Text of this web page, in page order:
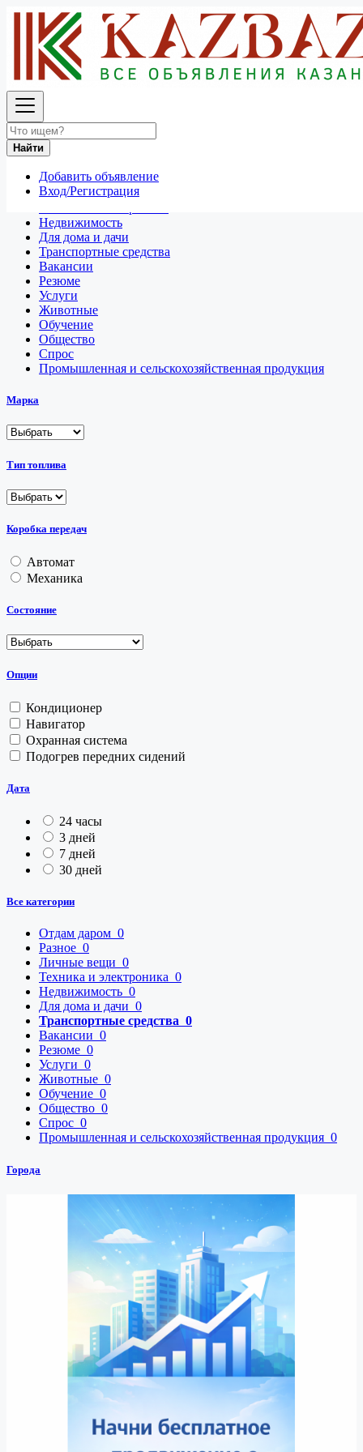
Найти
Добавить объявление
Вход/Регистрация
Транспортные средства
Все объявления в 50 км around Рыбинск
Разное
Личные вещи
Недвижимость
Для дома и дачи
Транспортные средства
Вакансии
Резюме
Услуги
Животные
Обучение
Общество
Спрос
Промышленная и сельскохозяйственная продукция
Марка
Тип топлива
Коробка передач
Автомат
Механика
Состояние
Опции
Кондиционер
Навигатор
Охранная система
Подогрев передних сидений
Дата
24 часы
3 дней
7 дней
30 дней
Все категории
Отдам даром 0
Разное 0
Личные вещи 0
Техника и электроника 0
Недвижимость 0
Для дома и дачи 0
Транспортные средства 0
Вакансии 0
Резюме 0
Услуги 0
Животные 0
Обучение 0
Общество 0
Спрос 0
Промышленная и сельскохозяйственная продукция 0
Города